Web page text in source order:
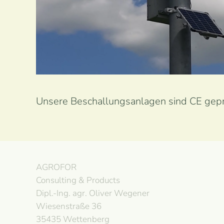
Ansehen
Unsere Beschallungsanlagen sind CE
AGROFOR
Consulting & Products
Dipl.-Ing. agr. Oliver Wegener
Wiesenstraße 36
35435 Wettenberg